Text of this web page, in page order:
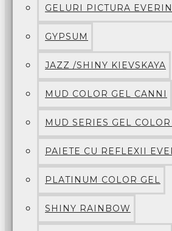
GELURI PICTURA EVERIN
GYPSUM
JAZZ /SHINY KIEVSKAYA
MUD COLOR GEL CANNI
MUD SERIES GEL
PAIETE CU REFLEXII
PLATINUM COLOR GEL
SHINY RAINBOW